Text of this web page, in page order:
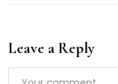
Leave a Reply